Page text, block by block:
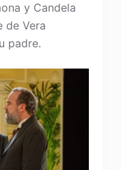
y Candela
de Vera
padre.